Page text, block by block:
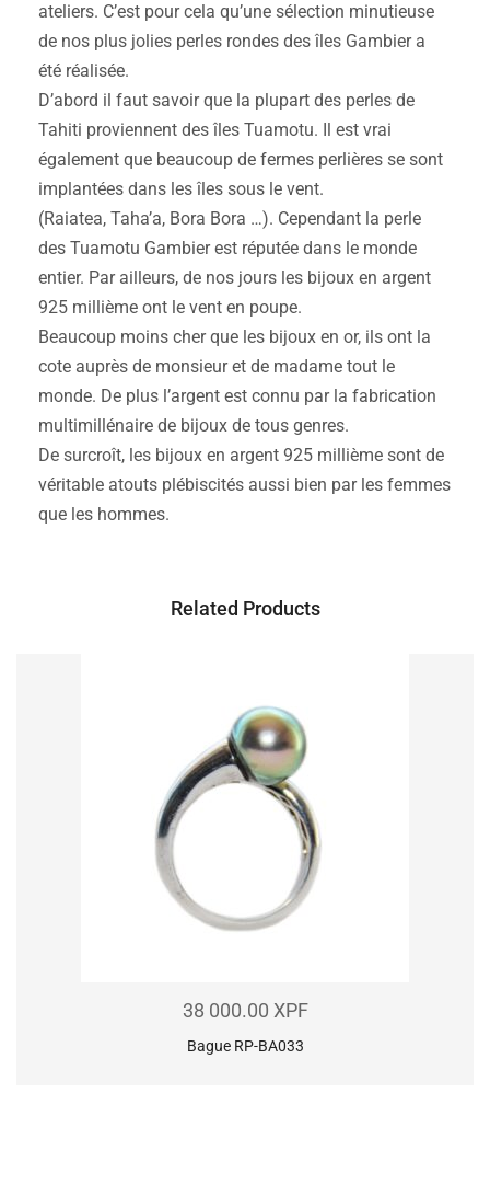
ateliers. C’est pour cela qu’une sélection minutieuse
de nos plus jolies perles rondes des îles Gambier a
été réalisée.
D’abord il faut savoir que la plupart des perles de
Tahiti proviennent des îles Tuamotu. Il est vrai
également que beaucoup de fermes perlières se sont
implantées dans les îles sous le vent.
(Raiatea, Taha’a, Bora Bora …). Cependant la perle
des Tuamotu Gambier est réputée dans le monde
entier. Par ailleurs, de nos jours les bijoux en argent
925 millième ont le vent en poupe.
Beaucoup moins cher que les bijoux en or, ils ont la
cote auprès de monsieur et de madame tout le
monde. De plus l’argent est connu par la fabrication
multimillénaire de bijoux de tous genres.
De surcroît, les bijoux en argent 925 millième sont de
véritable atouts plébiscités aussi bien par les femmes
que les hommes.
Related Products
Bague RP-BA033
38 000.00 XPF